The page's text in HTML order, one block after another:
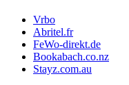
Vrbo
Abritel.fr
FeWo-direkt.de
Bookabach.co.nz
Stayz.com.au